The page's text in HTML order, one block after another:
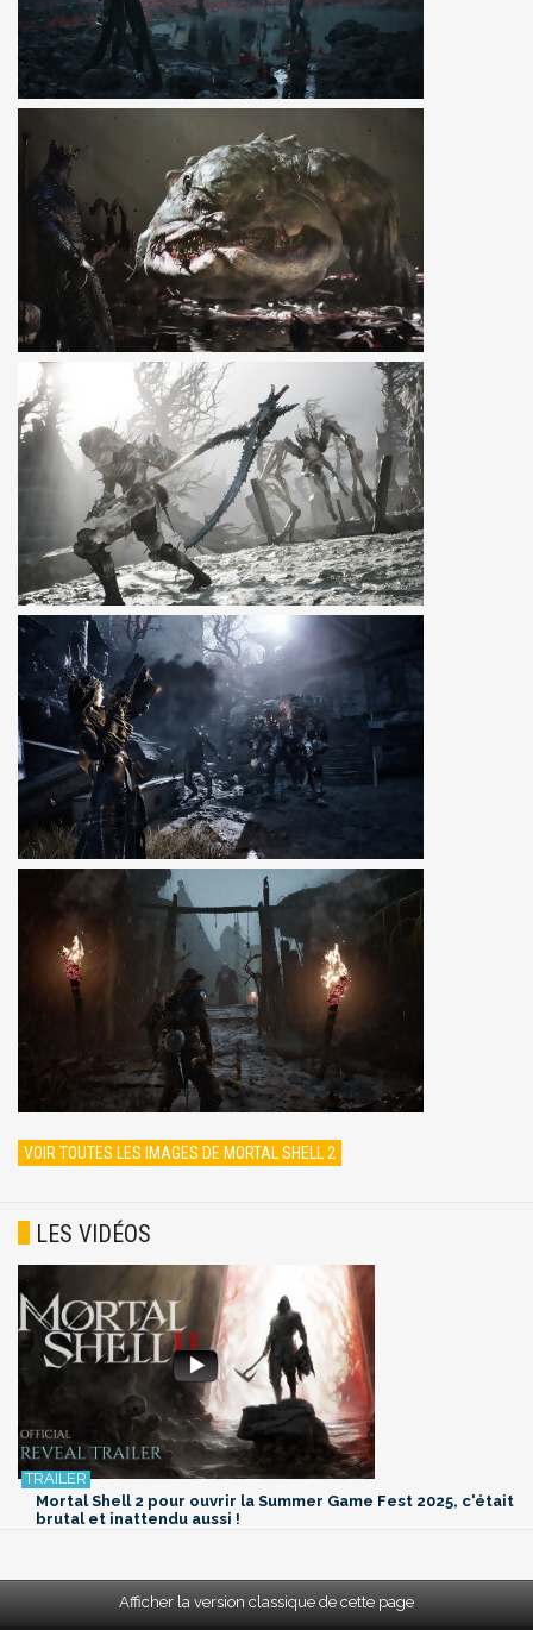
VOIR TOUTES LES IMAGES DE MORTAL SHELL 2
LES VIDÉOS
Mortal Shell 2 pour ouvrir la Summer Game Fest 2025, c'était
brutal et inattendu aussi !
Afficher la version classique de cette page